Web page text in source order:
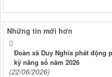
Những tin mới hơn
Đoàn xã Duy Nghĩa phát động
kỹ năng số năm 2026
(22/06/2026)